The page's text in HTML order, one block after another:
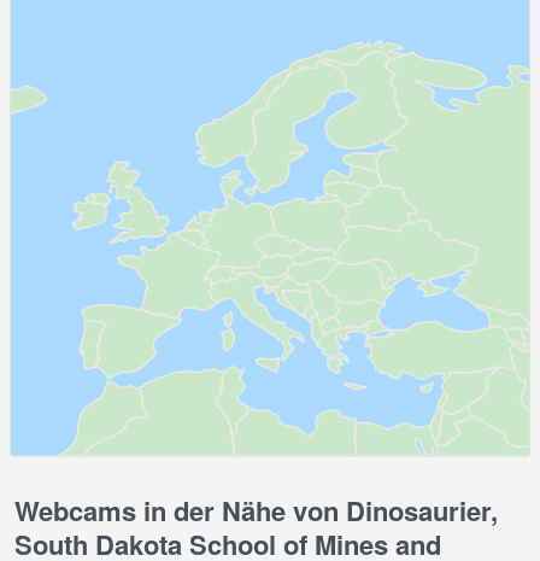
Webcams in der Nähe von Dinosaurier,
South Dakota School of Mines and